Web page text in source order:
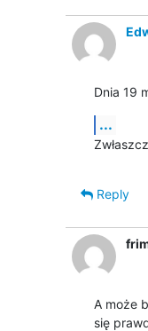
Dnia 19
...
Reply
A może
się